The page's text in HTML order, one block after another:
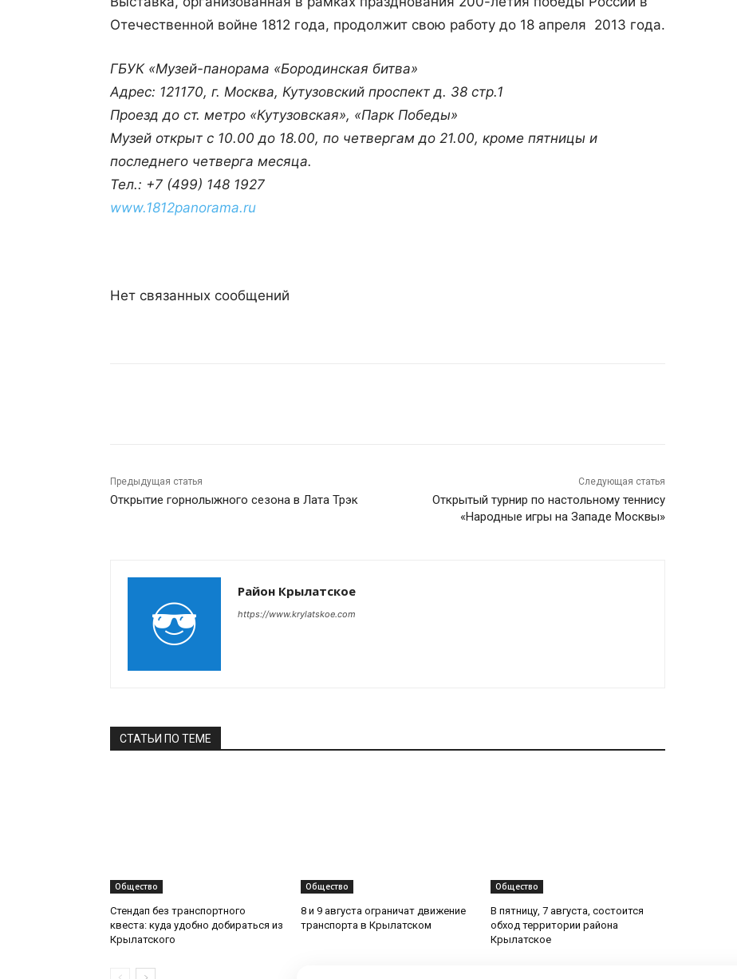
Отечественной войне 1812 года, продолжит свою работу до 18 апреля 2013 года.
ГБУК «Музей-панорама «Бородинская битва»
Адрес: 121170, г. Москва, Кутузовский проспект д. 38 стр.1
Проезд до ст. метро «Кутузовская», «Парк Победы»
Музей открыт с 10.00 до 18.00, по четвергам до 21.00, кроме пятницы и
последнего четверга месяца.
Тел.: +7 (499) 148 1927
www.1812panorama.ru
Нет связанных сообщений
Предыдущая статья
Открытие горнолыжного сезона в Лата Трэк
Следующая статья
Открытый турнир по настольному теннису
«Народные игры на Западе Москвы»
Район Крылатское
https://www.krylatskoe.com
СТАТЬИ ПО ТЕМЕ
Общество
Стендап без транспортного
квеста: куда удобно добираться из
Крылатского
Общество
8 и 9 августа ограничат движение
транспорта в Крылатском
Общество
В пятницу, 7 августа, состоится
обход территории района
Крылатское